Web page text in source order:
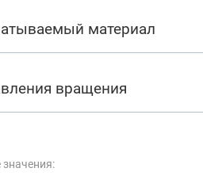
материал
вращения